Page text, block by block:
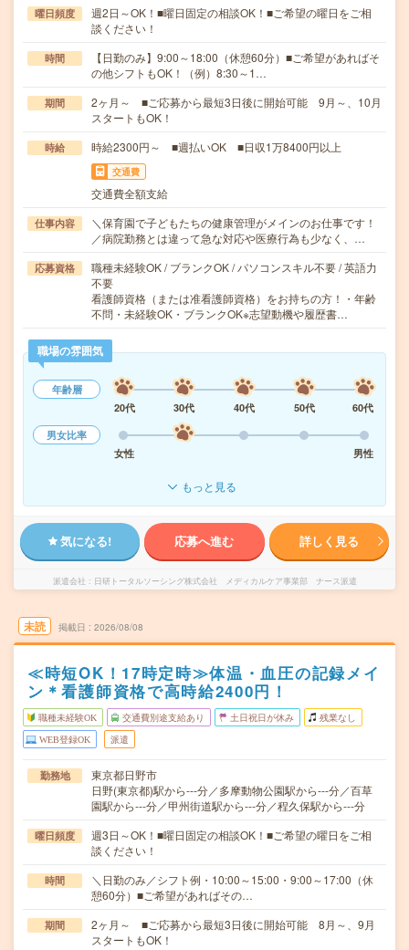
曜日頻度
週2日～OK！■曜日固定の相談OK！■ご希望の曜日をご相
談ください！
時間
【日勤のみ】9:00～18:00（休憩60分）■ご希望があればそ
の他シフトもOK！（例）8:30～1…
期間
2ヶ月～ ■ご応募から最短3日後に開始可能 9月～、10月
スタートもOK！
時給 時給2300円～ ■週払いOK ■日収1万8400円以上
交通費
交通費全額支給
仕事内容
＼保育園で子どもたちの健康管理がメインのお仕事です！
／病院勤務とは違って急な対応や医療行為も少なく、…
応募資格
職種未経験OK / ブランクOK / パソコンスキル不要 / 英語力
不要
看護師資格（または准看護師資格）をお持ちの方！・年齢
不問・未経験OK・ブランクOK※志望動機や履歴書…
職場の雰囲気
年齢層
20代
30代 40代 50代
60代
男女比率
女性
男性
もっと見る
気になる! 応募へ進む 詳しく見る
派遣会社 日研トータルソーシング株式会社 メディカルケア事業部 ナース派遣
未読 掲載日 2026/08/08
≪時短OK！17時定時≫体温・血圧の記録メイ
ン＊看護師資格で高時給2400円！
職種未経験OK 交通費別途支給あり 土日祝日が休み 残業なし
WEB登録OK 派遣
勤務地
東京都日野市
日野(東京都)駅から---分／多摩動物公園駅から---分／百草
園駅から---分／甲州街道駅から---分／程久保駅から---分
曜日頻度
週3日～OK！■曜日固定の相談OK！■ご希望の曜日をご相
談ください！
時間
＼日勤のみ／シフト例・10:00～15:00・9:00～17:00（休
憩60分）■ご希望があればその…
期間
2ヶ月～ ■ご応募から最短3日後に開始可能 8月～、9月
スタートもOK！